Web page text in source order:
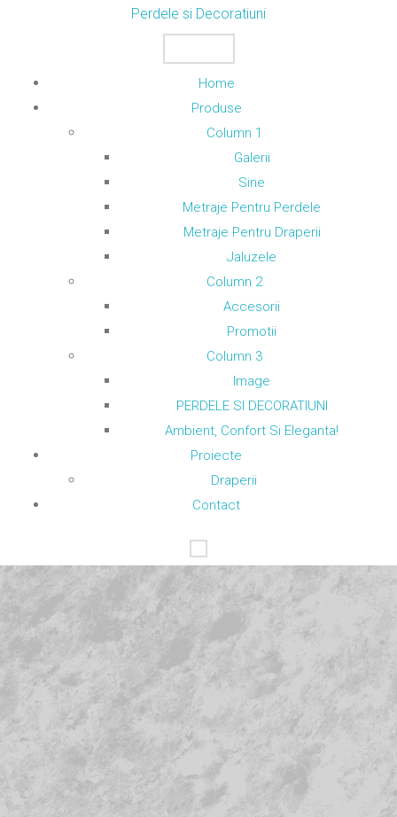
Perdele si Decoratiuni
Home
Produse
Column 1
Galerii
Sine
Metraje Pentru Perdele
Metraje Pentru Draperii
Jaluzele
Column 2
Accesorii
Promotii
Column 3
Image
PERDELE SI DECORATIUNI
Ambient, Confort Si Eleganta!
Proiecte
Draperii
Contact